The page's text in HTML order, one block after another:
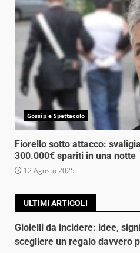
Gossip e Spettacolo
Fiorello sotto attacco:
300.000€ spariti in una notte
12 Agosto 2025
ULTIMI ARTICOLI
Gioielli da incidere: idee,
scegliere un regalo davvero